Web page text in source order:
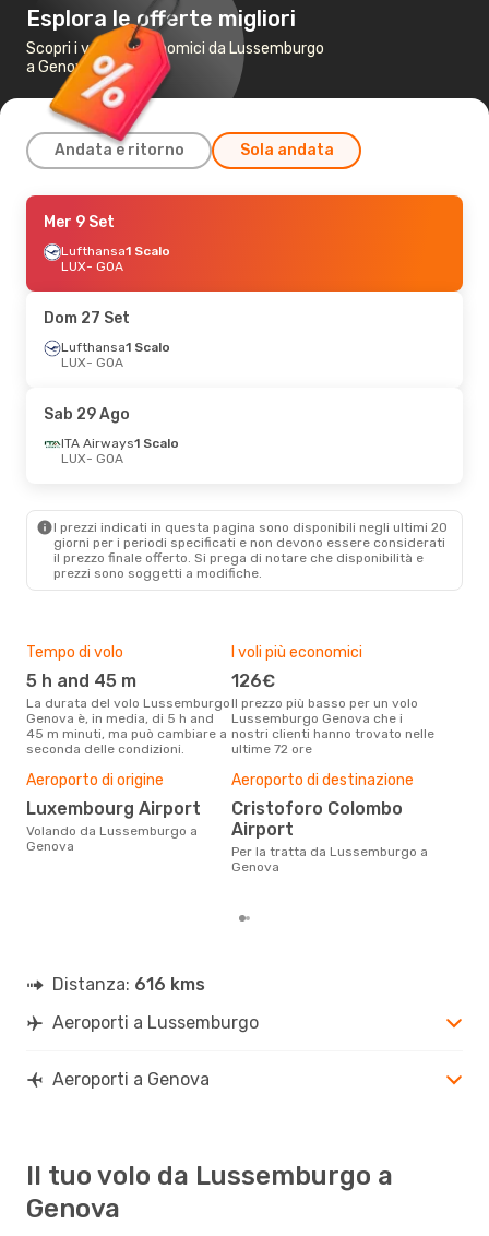
Esplora le offerte migliori
Scopri i voli più economici da Lussemburgo
a Genova
Andata e ritorno Sola andata
Gio 10 Set
Lufthansa1 Scalo
LUX- GOA
GOA- LUX
Sab 24 Ott- Mar 27 Ott
ITA Airways
GOA - LUX
- GOA
ITA Airways1 Scalo
GOA - LUX
Mer 9 Set
Lufthansa1 Scalo
LUX- GOA
Dom 27 Set
Lufthansa1 Scalo
LUX- GOA
Sab 29 Ago
ITA Airways1 Scalo
LUX- GOA
I prezzi indicati in questa pagina sono disponibili negli ultimi 20
giorni per i periodi specificati e non devono essere considerati
il ​​prezzo finale offerto. Si prega di notare che disponibilità e
prezzi sono soggetti a modifiche.
Tempo di volo
5 h and 45 m
La durata del volo Lussemburgo
Genova è, in media, di 5 h and
45 m minuti, ma può cambiare a
seconda delle condizioni.
I voli più economici
126€
Il prezzo più basso per un volo
Lussemburgo Genova che i
nostri clienti hanno trovato nelle
ultime 72 ore
Aeroporto di origine
Luxembourg Airport
Volando da Lussemburgo a
Genova
Aeroporto di destinazione
Cristoforo Colombo
Airport
Per la tratta da Lussemburgo a
Genova
Distanza: 616 kms
Aeroporti a Lussemburgo
Aeroporti a Genova
Il tuo volo da Lussemburgo a
Genova